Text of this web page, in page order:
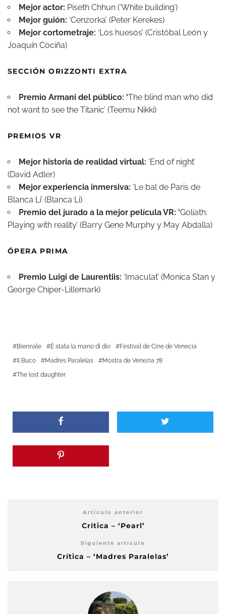
Mejor actor: Piseth Chhun (‘White building’)
Mejor guión: ‘Cenzorka’ (Peter Kerekes)
Mejor cortometraje: ‘Los huesos’ (Cristóbal León y
Joaquín Cociña)
SECCIÓN ORIZZONTI EXTRA
Premio Armani del público: ‘The blind man who did
not want to see the Titanic’ (Teemu Nikki)
PREMIOS VR
Mejor historia de realidad virtual: ‘End of night’
(David Adler)
Mejor experiencia inmersiva: ‘Le bal de Paris de
Blanca Li’ (Blanca Li)
Premio del jurado a la mejor película VR: ‘Goliath:
Playing with reality’ (Barry Gene Murphy y May Abdalla)
ÓPERA PRIMA
Premio Luigi de Laurentiis: ‘Imaculat’ (Monica Stan y
George Chiper-Lillemark)
Biennale È stata la mano di dio
Festival de Cine de Venecia
Il Buco
Madres Paralelas
Mostra de Venezia 78
The lost daughter
Artículo anterior
Crítica – ‘Pearl’
Siguiente artículo
Crítica – ‘Madres Paralelas’